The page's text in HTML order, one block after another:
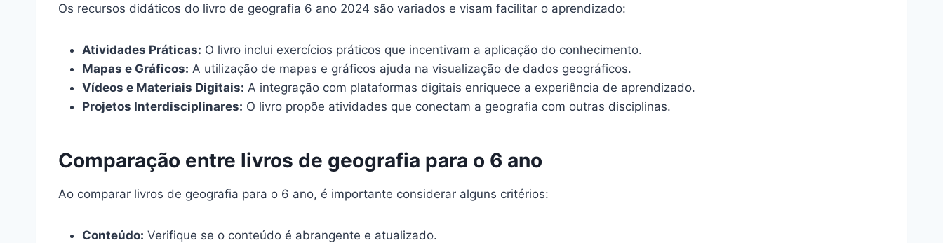
Os recursos didáticos do livro de geografia 6 ano 2024 são variados e visam facilitar o aprendizado:
Atividades Práticas: O livro inclui exercícios práticos que incentivam a aplicação do conhecimento.
Mapas e Gráficos: A utilização de mapas e gráficos ajuda na visualização de dados geográficos.
Vídeos e Materiais Digitais: A integração com plataformas digitais enriquece a experiência de aprendizado.
Projetos Interdisciplinares: O livro propõe atividades que conectam a geografia com outras disciplinas.
Comparação entre livros de geografia para o 6 ano
Ao comparar livros de geografia para o 6 ano, é importante considerar alguns critérios:
Conteúdo: Verifique se o conteúdo é abrangente e atualizado.